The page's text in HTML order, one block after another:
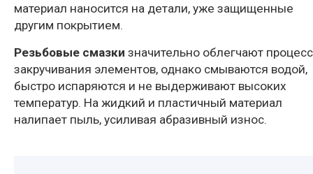
материал наносится на детали, уже защищенные
другим покрытием.
Резьбовые смазки значительно облегчают процесс
закручивания элементов, однако смываются водой,
быстро испаряются и не выдерживают высоких
температур. На жидкий и пластичный материал
налипает пыль, усиливая абразивный износ.